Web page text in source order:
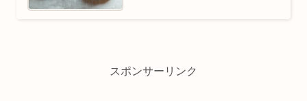
スポンサーリンク